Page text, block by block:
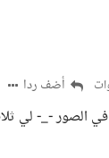
أضف ردا
الصور -_- لي